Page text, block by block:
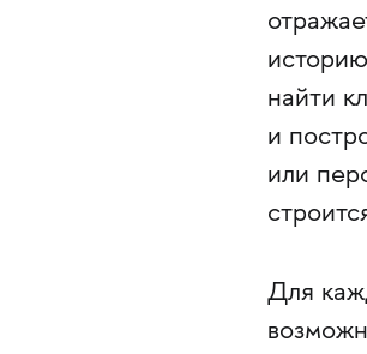
найти
и
или
Для